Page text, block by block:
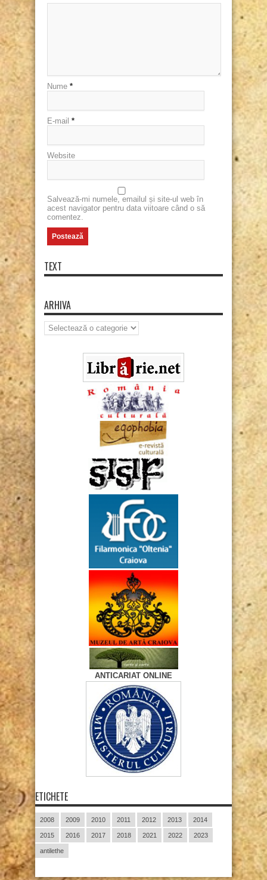
Nume *
E-mail *
Website
Salvează-mi numele, emailul și site-ul web în
acest navigator pentru data viitoare când o să
comentez.
TEXT
ARHIVA
Arhiva
ANTICARIAT ONLINE
ETICHETE
2008 2009 2010 2011 2012 2013 2014
2015 2016 2017 2018 2021 2022 2023
antilethe